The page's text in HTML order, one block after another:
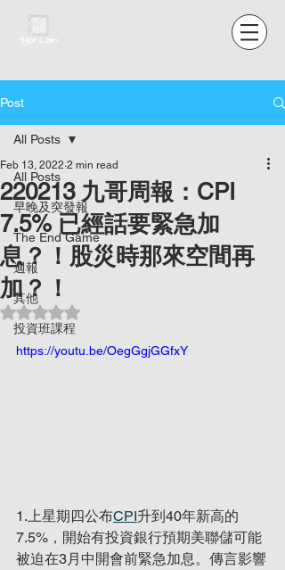
Post
All Posts
早晚及突發報
The End Game
週報
其他
投資班課程
All Posts
220213 九哥周報：CPI
7.5% 已經話要緊急加
息？！股災時那來空間再
加？！
Feb 13, 2022 2 min read
Rated NaN out of 5 stars.
https://youtu.be/OegGgjGGfxY
1.上星期四公布CPI升到40年新高的
7.5%，開始有投資銀行預期美聯儲可能
被迫在3月中開會前緊急加息。傳言影響